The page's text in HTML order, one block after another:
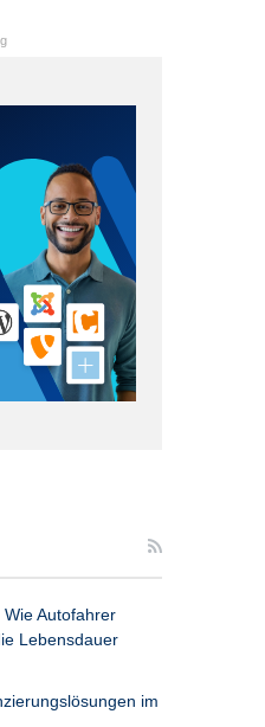
Autofahrer
Lebensdauer
im